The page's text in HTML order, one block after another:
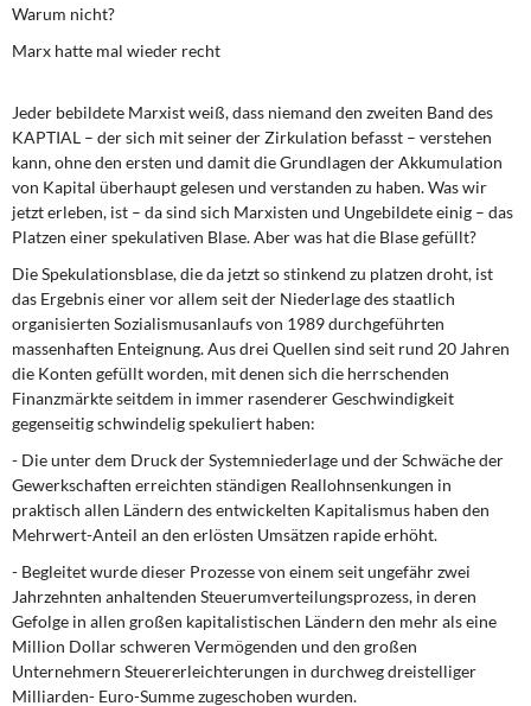
Warum nicht?
Marx hatte mal wieder recht
Jeder bebildete Marxist weiß, dass niemand den zweiten Band des
KAPTIAL – der sich mit seiner der Zirkulation befasst – verstehen
kann, ohne den ersten und damit die Grundlagen der Akkumulation
von Kapital überhaupt gelesen und verstanden zu haben. Was wir
jetzt erleben, ist – da sind sich Marxisten und Ungebildete einig – das
Platzen einer spekulativen Blase. Aber was hat die Blase gefüllt?
Die Spekulationsblase, die da jetzt so stinkend zu platzen droht, ist
das Ergebnis einer vor allem seit der Niederlage des staatlich
organisierten Sozialismusanlaufs von 1989 durchgeführten
massenhaften Enteignung. Aus drei Quellen sind seit rund 20 Jahren
die Konten gefüllt worden, mit denen sich die herrschenden
Finanzmärkte seitdem in immer rasenderer Geschwindigkeit
gegenseitig schwindelig spekuliert haben:
- Die unter dem Druck der Systemniederlage und der Schwäche der
Gewerkschaften erreichten ständigen Reallohnsenkungen in
praktisch allen Ländern des entwickelten Kapitalismus haben den
Mehrwert-Anteil an den erlösten Umsätzen rapide erhöht.
- Begleitet wurde dieser Prozesse von einem seit ungefähr zwei
Jahrzehnten anhaltenden Steuerumverteilungsprozess, in deren
Gefolge in allen großen kapitalistischen Ländern den mehr als eine
Million Dollar schweren Vermögenden und den großen
Unternehmern Steuererleichterungen in durchweg dreistelliger
Milliarden- Euro-Summe zugeschoben wurden.